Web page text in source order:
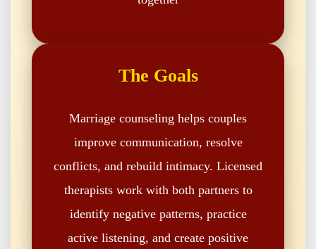
The Goals
Marriage counseling helps couples
improve communication, resolve
conflicts, and rebuild intimacy. Licensed
therapists work with both partners to
identify negative patterns, practice
active listening, and create positive